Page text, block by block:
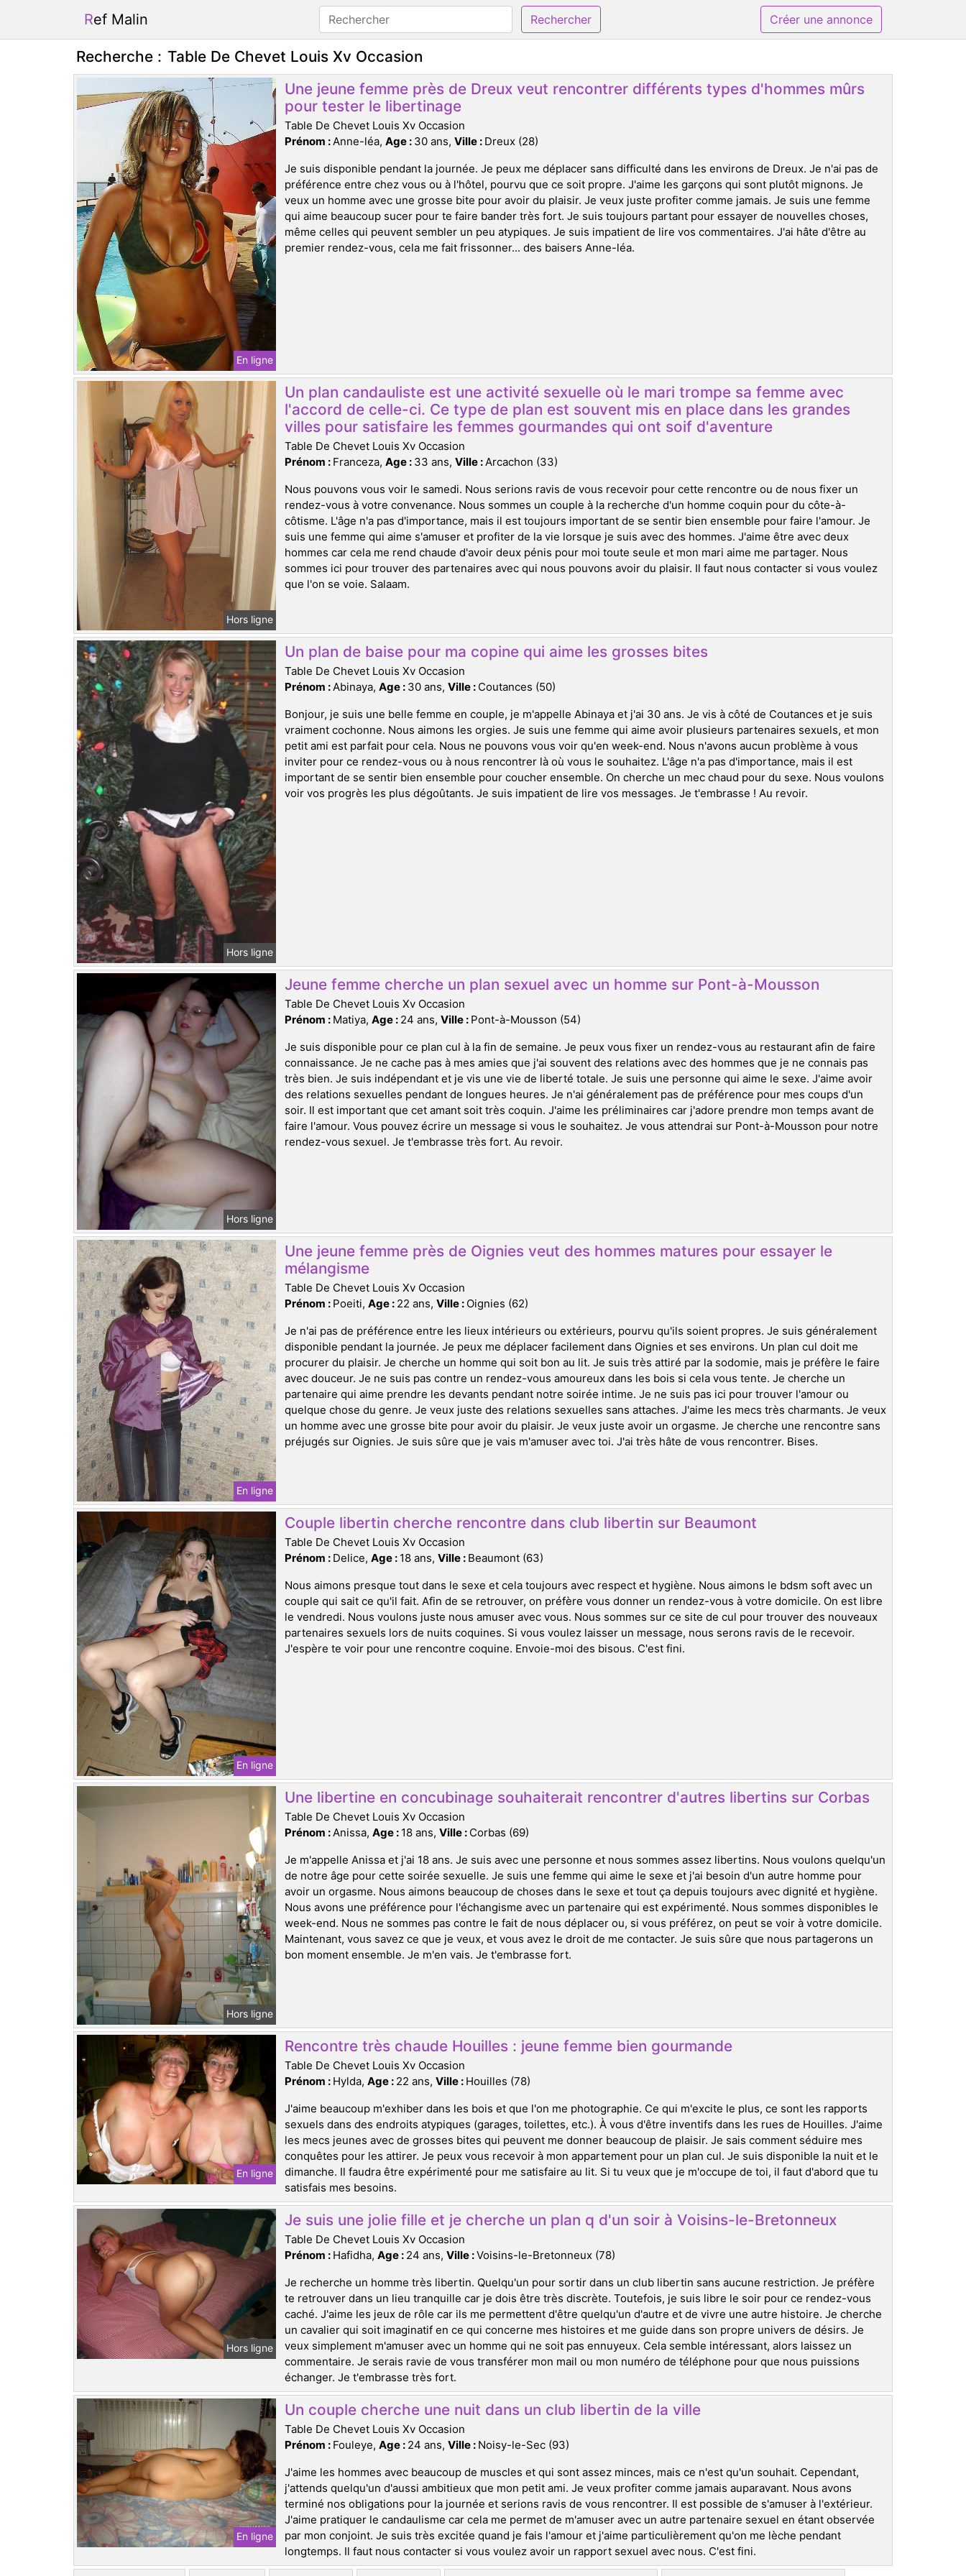
Ref Malin Rechercher Créer une annonce
Recherche : Table De Chevet Louis Xv Occasion
En ligne
Une jeune femme près de Dreux veut rencontrer différents types d'hommes mûrs
pour tester le libertinage
Table De Chevet Louis Xv Occasion
Prénom :Anne-léa, Age : 30 ans, Ville : Dreux (28)
Je suis disponible pendant la journée. Je peux me déplacer sans difficulté dans les environs de Dreux. Je n'ai pas de
préférence entre chez vous ou à l'hôtel, pourvu que ce soit propre. J'aime les garçons qui sont plutôt mignons. Je
veux un homme avec une grosse bite pour avoir du plaisir. Je veux juste profiter comme jamais. Je suis une femme
qui aime beaucoup sucer pour te faire bander très fort. Je suis toujours partant pour essayer de nouvelles choses,
même celles qui peuvent sembler un peu atypiques. Je suis impatient de lire vos commentaires. J'ai hâte d'être au
premier rendez-vous, cela me fait frissonner... des baisers Anne-léa.
Hors ligne
Un plan candauliste est une activité sexuelle où le mari trompe sa femme avec
l'accord de celle-ci. Ce type de plan est souvent mis en place dans les grandes
villes pour satisfaire les femmes gourmandes qui ont soif d'aventure
Table De Chevet Louis Xv Occasion
Prénom : Franceza, Age : 33 ans, Ville : Arcachon (33)
Nous pouvons vous voir le samedi. Nous serions ravis de vous recevoir pour cette rencontre ou de nous fixer un
rendez-vous à votre convenance. Nous sommes un couple à la recherche d'un homme coquin pour du côte-à-
côtisme. L'âge n'a pas d'importance, mais il est toujours important de se sentir bien ensemble pour faire l'amour. Je
suis une femme qui aime s'amuser et profiter de la vie lorsque je suis avec des hommes. J'aime être avec deux
hommes car cela me rend chaude d'avoir deux pénis pour moi toute seule et mon mari aime me partager. Nous
sommes ici pour trouver des partenaires avec qui nous pouvons avoir du plaisir. Il faut nous contacter si vous voulez
que l'on se voie. Salaam.
Hors ligne
Un plan de baise pour ma copine qui aime les grosses bites
Table De Chevet Louis Xv Occasion
Prénom :Abinaya, Age : 30 ans, Ville : Coutances (50)
Bonjour, je suis une belle femme en couple, je m'appelle Abinaya et j'ai 30 ans. Je vis à côté de Coutances et je suis
vraiment cochonne. Nous aimons les orgies. Je suis une femme qui aime avoir plusieurs partenaires sexuels, et mon
petit ami est parfait pour cela. Nous ne pouvons vous voir qu'en week-end. Nous n'avons aucun problème à vous
inviter pour ce rendez-vous ou à nous rencontrer là où vous le souhaitez. L'âge n'a pas d'importance, mais il est
important de se sentir bien ensemble pour coucher ensemble. On cherche un mec chaud pour du sexe. Nous voulons
voir vos progrès les plus dégoûtants. Je suis impatient de lire vos messages. Je t'embrasse ! Au revoir.
Hors ligne
Jeune femme cherche un plan sexuel avec un homme sur Pont-à-Mousson
Table De Chevet Louis Xv Occasion
Prénom : Matiya, Age : 24 ans, Ville : Pont-à-Mousson (54)
Je suis disponible pour ce plan cul à la fin de semaine. Je peux vous fixer un rendez-vous au restaurant afin de faire
connaissance. Je ne cache pas à mes amies que j'ai souvent des relations avec des hommes que je ne connais pas
très bien. Je suis indépendant et je vis une vie de liberté totale. Je suis une personne qui aime le sexe. J'aime avoir
des relations sexuelles pendant de longues heures. Je n'ai généralement pas de préférence pour mes coups d'un
soir. Il est important que cet amant soit très coquin. J'aime les préliminaires car j'adore prendre mon temps avant de
faire l'amour. Vous pouvez écrire un message si vous le souhaitez. Je vous attendrai sur Pont-à-Mousson pour notre
rendez-vous sexuel. Je t'embrasse très fort. Au revoir.
En ligne
Une jeune femme près de Oignies veut des hommes matures pour essayer le
mélangisme
Table De Chevet Louis Xv Occasion
Prénom : Poeiti, Age : 22 ans, Ville : Oignies (62)
Je n'ai pas de préférence entre les lieux intérieurs ou extérieurs, pourvu qu'ils soient propres. Je suis généralement
disponible pendant la journée. Je peux me déplacer facilement dans Oignies et ses environs. Un plan cul doit me
procurer du plaisir. Je cherche un homme qui soit bon au lit. Je suis très attiré par la sodomie, mais je préfère le faire
avec douceur. Je ne suis pas contre un rendez-vous amoureux dans les bois si cela vous tente. Je cherche un
partenaire qui aime prendre les devants pendant notre soirée intime. Je ne suis pas ici pour trouver l'amour ou
quelque chose du genre. Je veux juste des relations sexuelles sans attaches. J'aime les mecs très charmants. Je veux
un homme avec une grosse bite pour avoir du plaisir. Je veux juste avoir un orgasme. Je cherche une rencontre sans
préjugés sur Oignies. Je suis sûre que je vais m'amuser avec toi. J'ai très hâte de vous rencontrer. Bises.
En ligne
Couple libertin cherche rencontre dans club libertin sur Beaumont
Table De Chevet Louis Xv Occasion
Prénom : Delice, Age : 18 ans, Ville : Beaumont (63)
Nous aimons presque tout dans le sexe et cela toujours avec respect et hygiène. Nous aimons le bdsm soft avec un
couple qui sait ce qu'il fait. Afin de se retrouver, on préfère vous donner un rendez-vous à votre domicile. On est libre
le vendredi. Nous voulons juste nous amuser avec vous. Nous sommes sur ce site de cul pour trouver des nouveaux
partenaires sexuels lors de nuits coquines. Si vous voulez laisser un message, nous serons ravis de le recevoir.
J'espère te voir pour une rencontre coquine. Envoie-moi des bisous. C'est fini.
Hors ligne
Une libertine en concubinage souhaiterait rencontrer d'autres libertins sur Corbas
Table De Chevet Louis Xv Occasion
Prénom :Anissa, Age : 18 ans, Ville : Corbas (69)
Je m'appelle Anissa et j'ai 18 ans. Je suis avec une personne et nous sommes assez libertins. Nous voulons quelqu'un
de notre âge pour cette soirée sexuelle. Je suis une femme qui aime le sexe et j'ai besoin d'un autre homme pour
avoir un orgasme. Nous aimons beaucoup de choses dans le sexe et tout ça depuis toujours avec dignité et hygiène.
Nous avons une préférence pour l'échangisme avec un partenaire qui est expérimenté. Nous sommes disponibles le
week-end. Nous ne sommes pas contre le fait de nous déplacer ou, si vous préférez, on peut se voir à votre domicile.
Maintenant, vous savez ce que je veux, et vous avez le droit de me contacter. Je suis sûre que nous partagerons un
bon moment ensemble. Je m'en vais. Je t'embrasse fort.
En ligne
Rencontre très chaude Houilles : jeune femme bien gourmande
Table De Chevet Louis Xv Occasion
Prénom : Hylda, Age : 22 ans, Ville : Houilles (78)
J'aime beaucoup m'exhiber dans les bois et que l'on me photographie. Ce qui m'excite le plus, ce sont les rapports
sexuels dans des endroits atypiques (garages, toilettes, etc.). À vous d'être inventifs dans les rues de Houilles. J'aime
les mecs jeunes avec de grosses bites qui peuvent me donner beaucoup de plaisir. Je sais comment séduire mes
conquêtes pour les attirer. Je peux vous recevoir à mon appartement pour un plan cul. Je suis disponible la nuit et le
dimanche. Il faudra être expérimenté pour me satisfaire au lit. Si tu veux que je m'occupe de toi, il faut d'abord que tu
satisfais mes besoins.
Hors ligne
Je suis une jolie fille et je cherche un plan q d'un soir à Voisins-le-Bretonneux
Table De Chevet Louis Xv Occasion
Prénom : Hafidha, Age : 24 ans, Ville :Voisins-le-Bretonneux (78)
Je recherche un homme très libertin. Quelqu'un pour sortir dans un club libertin sans aucune restriction. Je préfère
te retrouver dans un lieu tranquille car je dois être très discrète. Toutefois, je suis libre le soir pour ce rendez-vous
caché. J'aime les jeux de rôle car ils me permettent d'être quelqu'un d'autre et de vivre une autre histoire. Je cherche
un cavalier qui soit imaginatif en ce qui concerne mes histoires et me guide dans son propre univers de désirs. Je
veux simplement m'amuser avec un homme qui ne soit pas ennuyeux. Cela semble intéressant, alors laissez un
commentaire. Je serais ravie de vous transférer mon mail ou mon numéro de téléphone pour que nous puissions
échanger. Je t'embrasse très fort.
En ligne
Un couple cherche une nuit dans un club libertin de la ville
Table De Chevet Louis Xv Occasion
Prénom : Fouleye, Age : 24 ans, Ville : Noisy-le-Sec (93)
J'aime les hommes avec beaucoup de muscles et qui sont assez minces, mais ce n'est qu'un souhait. Cependant,
j'attends quelqu'un d'aussi ambitieux que mon petit ami. Je veux profiter comme jamais auparavant. Nous avons
terminé nos obligations pour la journée et serions ravis de vous rencontrer. Il est possible de s'amuser à l'extérieur.
J'aime pratiquer le candaulisme car cela me permet de m'amuser avec un autre partenaire sexuel en étant observée
par mon conjoint. Je suis très excitée quand je fais l'amour et j'aime particulièrement qu'on me lèche pendant
longtemps. Il faut nous contacter si vous voulez avoir un rapport sexuel avec nous. C'est fini.